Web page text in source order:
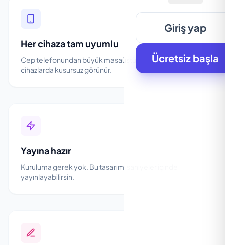
Giriş yap
Ücretsiz başla
Her cihaza tam uyumlu
Cep telefonundan büyük masaüstü ekranlara kadar, tüm
cihazlarda kusursuz görünür.
Yayına hazır
Kuruluma gerek yok. Bu tasarımı saniyeler içinde
yayınlayabilirsin.